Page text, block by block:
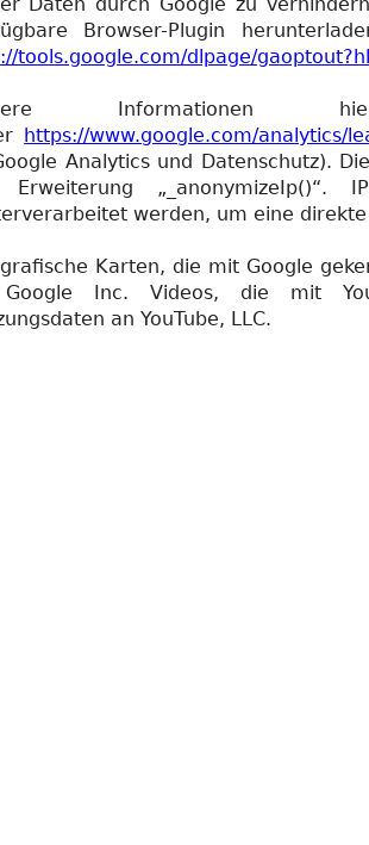
Browser-Plugin
tools.google.com/dlpage/
https://www.google.com/analytics/
Analytics und Datenschutz).
Erweiterung „_anonymizeIp()“.
werden, um eine
Karten, die mit Google
Inc. Videos, die mit
an YouTube, LLC.